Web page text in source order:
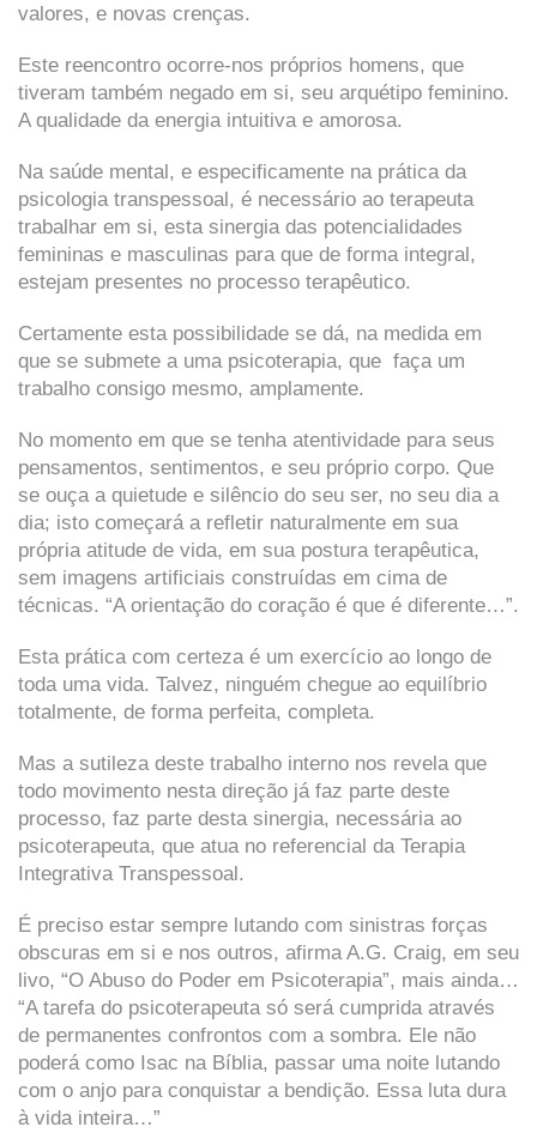
valores, e novas crenças.
Este reencontro ocorre-nos próprios homens, que
tiveram também negado em si, seu arquétipo feminino.
A qualidade da energia intuitiva e amorosa.
Na saúde mental, e especificamente na prática da
psicologia transpessoal, é necessário ao terapeuta
trabalhar em si, esta sinergia das potencialidades
femininas e masculinas para que de forma integral,
estejam presentes no processo terapêutico.
Certamente esta possibilidade se dá, na medida em
que se submete a uma psicoterapia, que faça um
trabalho consigo mesmo, amplamente.
No momento em que se tenha atentividade para seus
pensamentos, sentimentos, e seu próprio corpo. Que
se ouça a quietude e silêncio do seu ser, no seu dia a
dia; isto começará a refletir naturalmente em sua
própria atitude de vida, em sua postura terapêutica,
sem imagens artificiais construídas em cima de
técnicas. “A orientação do coração é que é diferente…”.
Esta prática com certeza é um exercício ao longo de
toda uma vida. Talvez, ninguém chegue ao equilíbrio
totalmente, de forma perfeita, completa.
Mas a sutileza deste trabalho interno nos revela que
todo movimento nesta direção já faz parte deste
processo, faz parte desta sinergia, necessária ao
psicoterapeuta, que atua no referencial da Terapia
Integrativa Transpessoal.
É preciso estar sempre lutando com sinistras forças
obscuras em si e nos outros, afirma A.G. Craig, em seu
livo, “O Abuso do Poder em Psicoterapia”, mais ainda…
“A tarefa do psicoterapeuta só será cumprida através
de permanentes confrontos com a sombra. Ele não
poderá como Isac na Bíblia, passar uma noite lutando
com o anjo para conquistar a bendição. Essa luta dura
à vida inteira…”